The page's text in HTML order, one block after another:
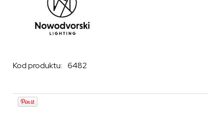
Kod produktu: 6482